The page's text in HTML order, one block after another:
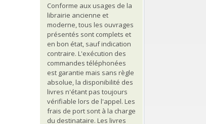
Conforme aux usages de la
librairie ancienne et
moderne, tous les ouvrages
présentés sont complets et
en bon état, sauf indication
contraire. L'exécution des
commandes téléphonées
est garantie mais sans règle
absolue, la disponibilité des
livres n'étant pas toujours
vérifiable lors de l'appel. Les
frais de port sont à la charge
du destinataire. Les livres